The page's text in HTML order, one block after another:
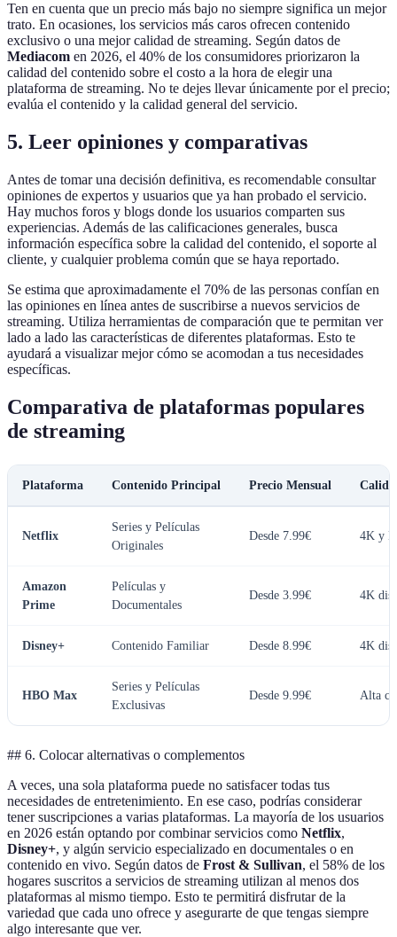
Ten en cuenta que un precio más bajo no siempre significa un mejor
trato. En ocasiones, los servicios más caros ofrecen contenido
exclusivo o una mejor calidad de streaming. Según datos de
Mediacom en 2026, el 40% de los consumidores priorizaron la
calidad del contenido sobre el costo a la hora de elegir una
plataforma de streaming. No te dejes llevar únicamente por el precio;
evalúa el contenido y la calidad general del servicio.
5. Leer opiniones y comparativas
Antes de tomar una decisión definitiva, es recomendable consultar
opiniones de expertos y usuarios que ya han probado el servicio.
Hay muchos foros y blogs donde los usuarios comparten sus
experiencias. Además de las calificaciones generales, busca
información específica sobre la calidad del contenido, el soporte al
cliente, y cualquier problema común que se haya reportado.
Se estima que aproximadamente el 70% de las personas confían en
las opiniones en línea antes de suscribirse a nuevos servicios de
streaming. Utiliza herramientas de comparación que te permitan ver
lado a lado las características de diferentes plataformas. Esto te
ayudará a visualizar mejor cómo se acomodan a tus necesidades
específicas.
Comparativa de plataformas populares
de streaming
Plataforma Contenido Principal Precio Mensual
Netflix
Series y Películas
Originales
Desde 7.99€ 4K y
Amazon
Prime
Películas y
Documentales
Desde 3.99€ 4K
Disney+ Contenido Familiar Desde 8.99€ 4K
HBO Max
Series y Películas
Exclusivas
Desde 9.99€ Alta
## 6. Colocar alternativas o complementos
A veces, una sola plataforma puede no satisfacer todas tus
necesidades de entretenimiento. En ese caso, podrías considerar
tener suscripciones a varias plataformas. La mayoría de los usuarios
en 2026 están optando por combinar servicios como Netflix,
Disney+, y algún servicio especializado en documentales o en
contenido en vivo. Según datos de Frost & Sullivan, el 58% de los
hogares suscritos a servicios de streaming utilizan al menos dos
plataformas al mismo tiempo. Esto te permitirá disfrutar de la
variedad que cada uno ofrece y asegurarte de que tengas siempre
algo interesante que ver.